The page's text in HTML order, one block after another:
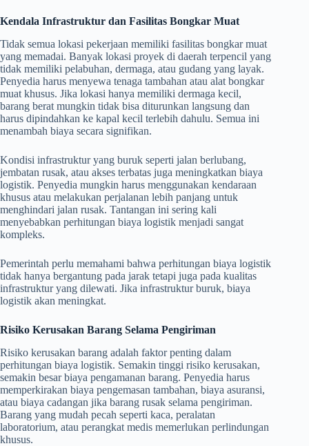
Kendala Infrastruktur dan Fasilitas Bongkar Muat
Tidak semua lokasi pekerjaan memiliki fasilitas bongkar muat
yang memadai. Banyak lokasi proyek di daerah terpencil yang
tidak memiliki pelabuhan, dermaga, atau gudang yang layak.
Penyedia harus menyewa tenaga tambahan atau alat bongkar
muat khusus. Jika lokasi hanya memiliki dermaga kecil,
barang berat mungkin tidak bisa diturunkan langsung dan
harus dipindahkan ke kapal kecil terlebih dahulu. Semua ini
menambah biaya secara signifikan.
Kondisi infrastruktur yang buruk seperti jalan berlubang,
jembatan rusak, atau akses terbatas juga meningkatkan biaya
logistik. Penyedia mungkin harus menggunakan kendaraan
khusus atau melakukan perjalanan lebih panjang untuk
menghindari jalan rusak. Tantangan ini sering kali
menyebabkan perhitungan biaya logistik menjadi sangat
kompleks.
Pemerintah perlu memahami bahwa perhitungan biaya logistik
tidak hanya bergantung pada jarak tetapi juga pada kualitas
infrastruktur yang dilewati. Jika infrastruktur buruk, biaya
logistik akan meningkat.
Risiko Kerusakan Barang Selama Pengiriman
Risiko kerusakan barang adalah faktor penting dalam
perhitungan biaya logistik. Semakin tinggi risiko kerusakan,
semakin besar biaya pengamanan barang. Penyedia harus
memperkirakan biaya pengemasan tambahan, biaya asuransi,
atau biaya cadangan jika barang rusak selama pengiriman.
Barang yang mudah pecah seperti kaca, peralatan
laboratorium, atau perangkat medis memerlukan perlindungan
khusus.